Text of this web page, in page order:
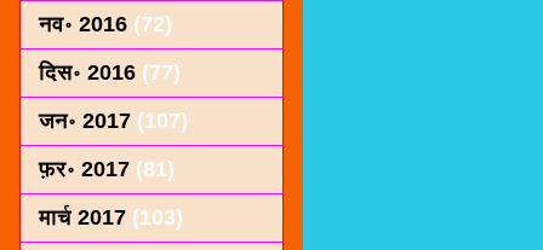
नव॰ 2016 (72)
दिस॰ 2016 (77)
जन॰ 2017 (107)
फ़र॰ 2017 (81)
मार्च 2017 (103)